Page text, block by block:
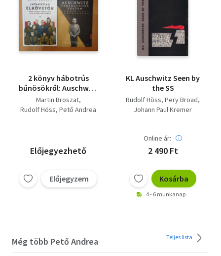
2 könyv hábotrús
bűnösökről: Auschwitz
parancsnoka voltam,
Láthatatlan elkövetők
Martin Broszat
Rudolf Höss Pető Andrea
Előjegyezhető
Előjegyzem
KL Auschwitz Seen by
the SS
Rudolf Höss Pery Broad
Johann Paul Kremer
Online ár:
2 490 Ft
Kosárba
4 - 6 munkanap
Még több Pető Andrea Teljes lista